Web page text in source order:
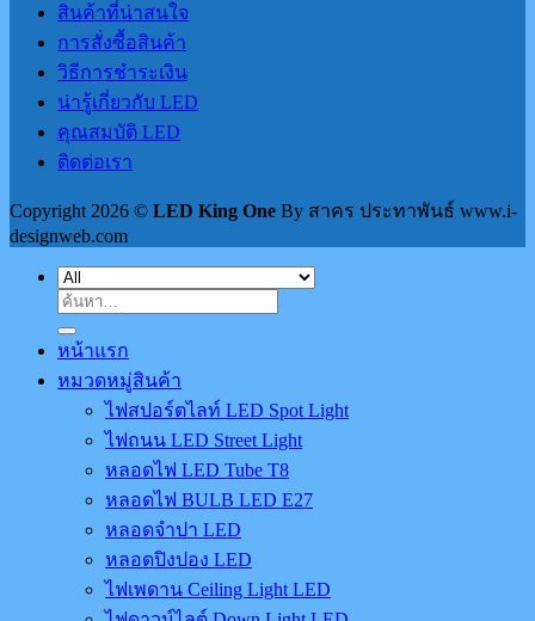
สินค้าที่น่าสนใจ
การสั่งซื้อสินค้า
วิธีการชำระเงิน
น่ารู้เกี่ยวกับ LED
คุณสมบัติ LED
ติดต่อเรา
Copyright 2026 © LED King One By สาคร ประทาพันธ์ www.i-
designweb.com
ค้นหา:
หน้าแรก
หมวดหมู่สินค้า
ไฟสปอร์ตไลท์ LED Spot Light
ไฟถนน LED Street Light
หลอดไฟ LED Tube T8
หลอดไฟ BULB LED E27
หลอดจำปา LED
หลอดปิงปอง LED
ไฟเพดาน Ceiling Light LED